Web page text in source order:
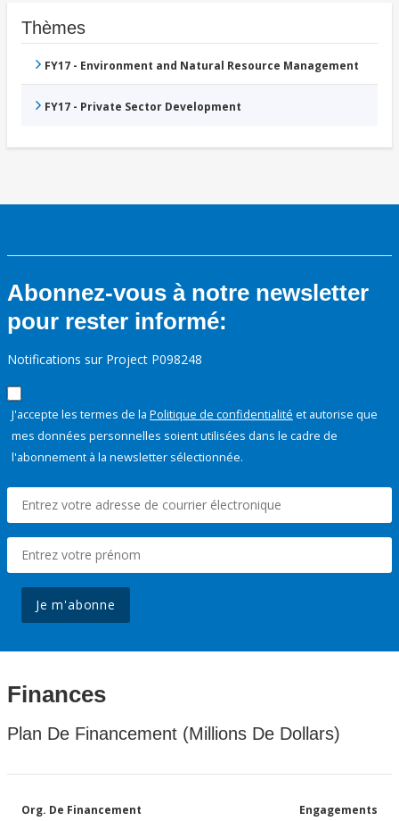
Thèmes
FY17 - Environment and Natural Resource Management
FY17 - Private Sector Development
Abonnez-vous à notre newsletter
pour rester informé:
Notifications sur Project P098248
J'accepte les termes de la Politique de confidentialité et autorise que
mes données personnelles soient utilisées dans le cadre de
l'abonnement à la newsletter sélectionnée.
Je m'abonne
Finances
Plan De Financement (Millions De Dollars)
Org. De Financement Engagements